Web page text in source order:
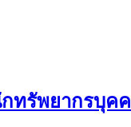
ทรัพยากรบุค